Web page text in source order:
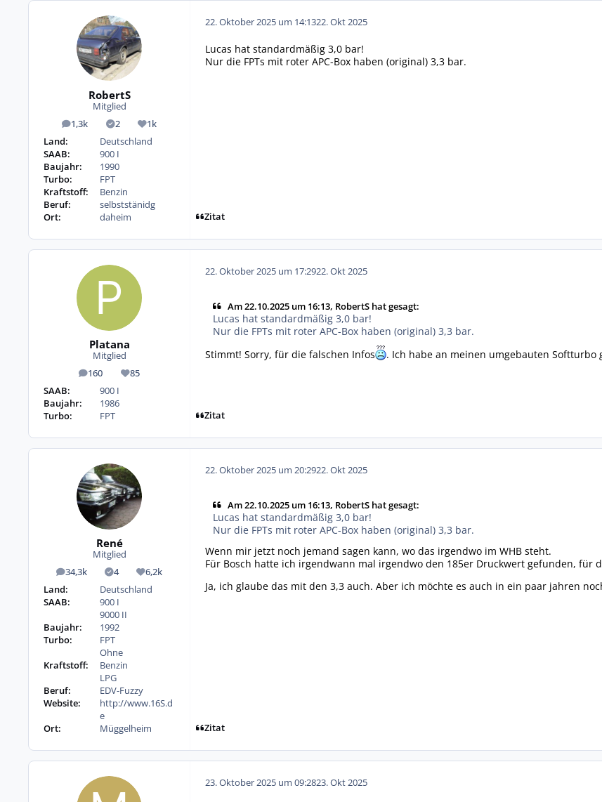
RobertS
Mitglied
1,3k
Beiträge 2
Lösungen
1k
Reputation
Land:
Deutschland
SAAB:
900 I
Baujahr:
1990
Turbo:
FPT
Kraftstoff:
Benzin
Beruf:
selbststänidg
Ort:
daheim
22. Oktober 2025 um 14:1322. Okt 2025
Lucas hat standardmäßig 3,0 bar!
Nur die FPTs mit roter APC-Box haben (original) 3,3 bar.
Zitat
Platana
Mitglied
160
Beiträge 85
Reputation
SAAB:
900 I
Baujahr:
1986
Turbo:
FPT
22. Oktober 2025 um 17:2922. Okt 2025
Am 22.10.2025 um 16:13, RobertS hat gesagt:
Lucas hat standardmäßig 3,0 bar!
Nur die FPTs mit roter APC-Box haben (original) 3,3 bar.
Stimmt! Sorry, für die falschen Infos
. Ich habe an meinen umgebauten Softturbo
Zitat
René
Mitglied
34,3k
Beiträge 4
Lösungen6,2k
Reputation
Land:
Deutschland
SAAB:
900 I
9000 II
Baujahr:
1992
Turbo:
FPT
Ohne
Kraftstoff:
Benzin
LPG
Beruf:
EDV-Fuzzy
Website:
http://www.16S.d
e
Ort:
Müggelheim
22. Oktober 2025 um 20:2922. Okt 2025
Am 22.10.2025 um 16:13, RobertS hat gesagt:
Lucas hat standardmäßig 3,0 bar!
Nur die FPTs mit roter APC-Box haben (original) 3,3 bar.
Wenn mir jetzt noch jemand sagen kann, wo das irgendwo im WHB steht.
Für Bosch hatte ich irgendwann mal irgendwo den 185er Druckwert gefunden, für
Ja, ich glaube das mit den 3,3 auch. Aber ich möchte es auch in ein paar jahren
Zitat
23. Oktober 2025 um 09:2823. Okt 2025